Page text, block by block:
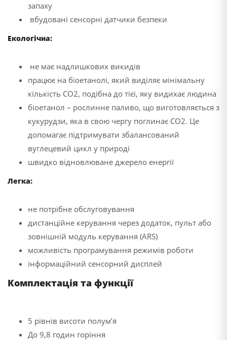
запаху
вбудовані сенсорні датчики безпеки
Екологічна:
не має надлишкових викидів
працює на біоетанолі, який виділяє мінімальну
кількість CO2, подібна до тієї, яку видихає людина
біоетанол – рослинне паливо, що виготовляється з
кукурудзи, яка в свою чергу поглинає CO2. Це
допомагає підтримувати збалансований
вуглецевий цикл у природі
швидко відновлюване джерело енергії
Легка:
не потрібне обслуговування
дистанційне керування через додаток, пульт або
зовнішній модуль керування (ARS)
можливість програмування режимів роботи
інформаційний сенсорний дисплей
Комплектація та функції
5 рівнів висоти полум’я
До 9,8 годин горіння